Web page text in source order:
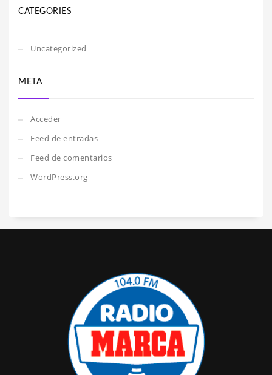
CATEGORIES
Uncategorized
META
Acceder
Feed de entradas
Feed de comentarios
WordPress.org